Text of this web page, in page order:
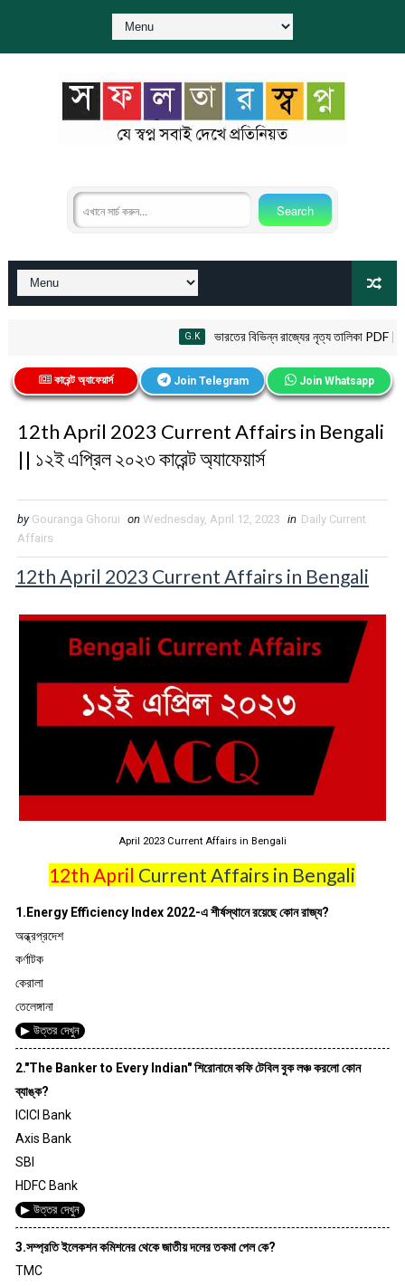
ভারতের বিভিন্ন রাজ্যের নৃত্য তালিকা PDF |
কারেন্ট অ্যাফেয়ার্স Join Telegram Join Whatsapp
12th April 2023 Current Affairs in Bengali
|| ১২ই এপ্রিল ২০২৩ কারেন্ট অ্যাফেয়ার্স
by Gouranga Ghorui on Wednesday, April 12, 2023 in Daily Current
Affairs
12th April 2023 Current Affairs in Bengali
April 2023 Current Affairs in Bengali
12th April Current Affairs in Bengali
1.Energy Efficiency Index 2022-এ শীর্ষস্থানে রয়েছে কোন রাজ্য?
অন্ধ্রপ্রদেশ
কর্ণাটক
কেরালা
তেলেঙ্গানা
▶ উত্তর দেখুন
2."The Banker to Every Indian" শিরোনামে কফি টেবিল বুক লঞ্চ করলো কোন
ব্যাঙ্ক?
ICICI Bank
Axis Bank
SBI
HDFC Bank
▶ উত্তর দেখুন
3.সম্প্রতি ইলেকশন কমিশনের থেকে জাতীয় দলের তকমা পেল কে?
TMC